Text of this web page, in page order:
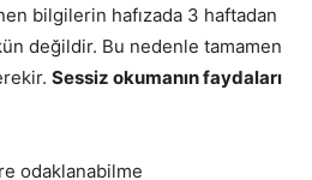
bilgilerin hafızada 3 haftadan
değildir. Bu nedenle tamamen
Sessiz okumanın faydaları
odaklanabilme